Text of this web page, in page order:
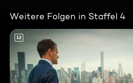
Weitere Folgen in Staffel 4
12